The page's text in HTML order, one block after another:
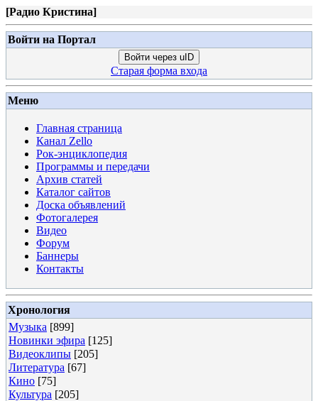
[Радио Кристина]
Войти на Портал
Войти через uID
Старая форма входа
Меню
Главная страница
Канал Zello
Рок-энциклопедия
Программы и передачи
Архив статей
Каталог сайтов
Доска объявлений
Фотогалерея
Видео
Форум
Баннеры
Контакты
Хронология
Музыка [899]
Новинки эфира [125]
Видеоклипы [205]
Литература [67]
Кино [75]
Культура [205]